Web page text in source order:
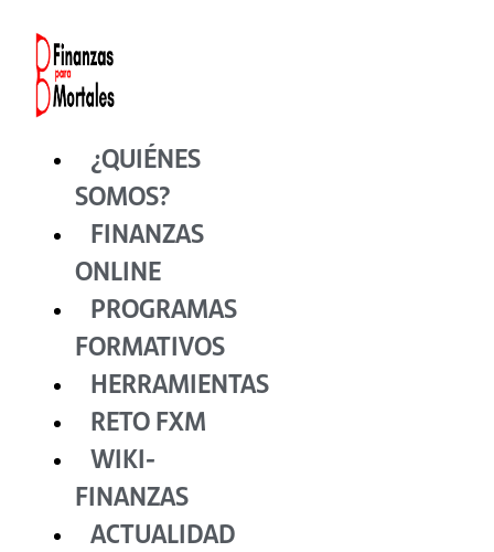
contenido
¿QUIÉNES
SOMOS?
FINANZAS
ONLINE
PROGRAMAS
FORMATIVOS
HERRAMIENTAS
RETO FXM
WIKI-
FINANZAS
ACTUALIDAD